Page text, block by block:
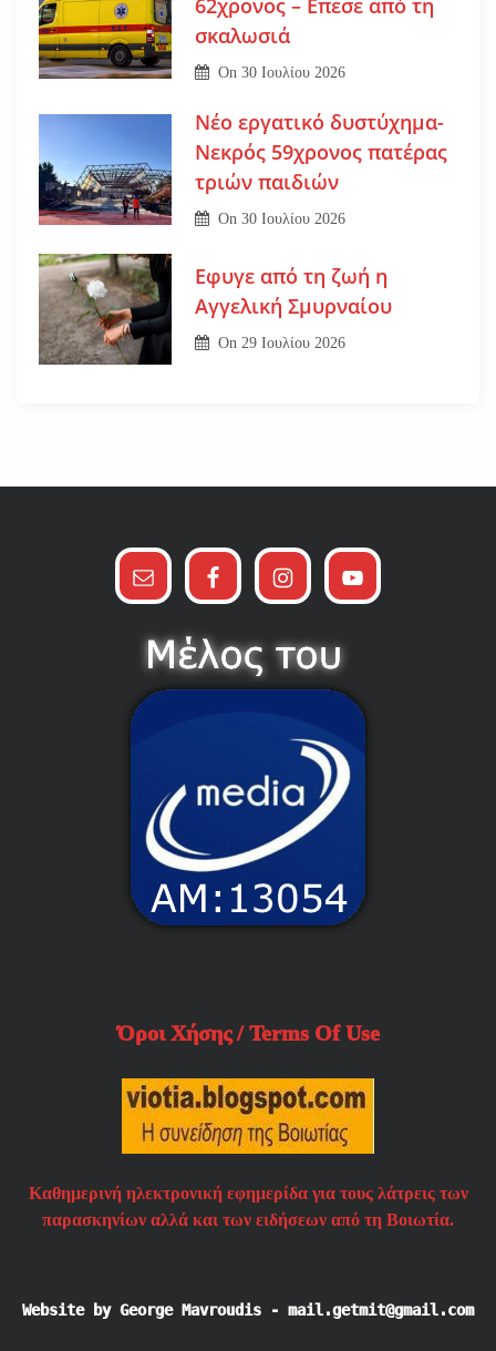
62χρονος – Επεσε από τη
σκαλωσιά
On30 Ιουλίου 2026
Νέο εργατικό δυστύχημα-
Νεκρός 59χρονος πατέρας
τριών παιδιών
On30 Ιουλίου 2026
Εφυγε από τη ζωή η
Αγγελική Σμυρναίου
On29 Ιουλίου 2026
Όροι Χήσης / Terms Of Use
Καθημερινή ηλεκτρονική εφημερίδα για τους λάτρεις των
παρασκηνίων αλλά και των ειδήσεων από τη Βοιωτία.
Website by George Mavroudis - mail.getmit@gmail.com